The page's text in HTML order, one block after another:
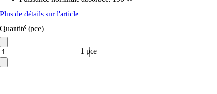
Plus de détails sur l'article
Quantité (pce)
1 pce